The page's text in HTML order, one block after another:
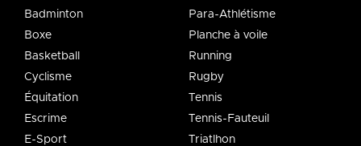
Badminton
Boxe
Basketball
Cyclisme
Équitation
Escrime
E-Sport
Para-Athlétisme
Planche à voile
Running
Rugby
Tennis
Tennis-Fauteuil
Triatlhon